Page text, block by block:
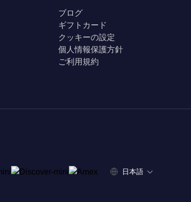
ブログ
ギフトカード
クッキーの設定
個人情報保護方針
ご利用規約
日本語